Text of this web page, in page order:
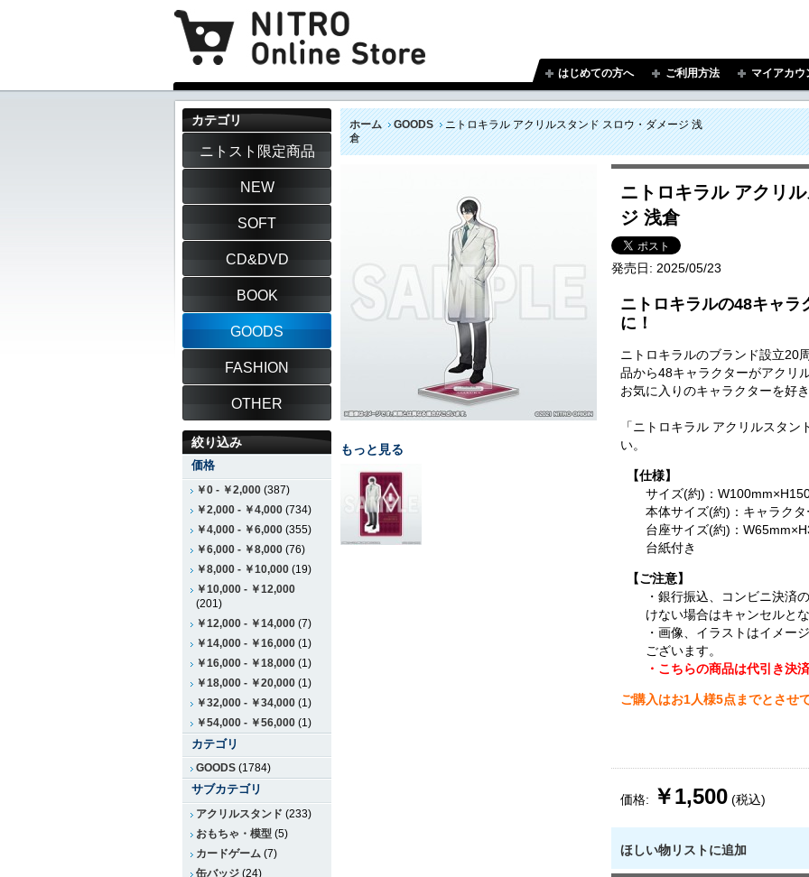
はじめての方へ ご利用方法 マイアカウ
ホーム GOODS
ニトロキラル アクリルスタンド スロウ・ダメージ 浅
倉
ニトロキラル アクリ
ジ 浅倉
発売日: 2025/05/23
ニトロキラルの48キャラ
に！
ニトロキラルのブランド設立20
品から48キャラクターがアクリ
お気に入りのキャラクターを好
「ニトロキラル アクリルスタン
い。
【仕様】
サイズ(約)：
本体サイズ(約)：キャラク
台座サイズ(約)：
台紙付き
【ご注意】
・銀行振込、コンビニ決済
けない場合はキャンセルと
・画像、イラストはイメー
ございます。
・こちらの商品は代引き決
ご購入はお1人様5点までとさせ
価格: ￥1,500 (税込)
ほしい物リストに追加
もっと見る
カテゴリ
ニトスト限定商品
NEW
SOFT
CD&DVD
BOOK
GOODS
FASHION
OTHER
絞り込み
価格
￥0 - ￥2,000 (387)
￥2,000 - ￥4,000 (734)
￥4,000 - ￥6,000 (355)
￥6,000 - ￥8,000 (76)
￥8,000 - ￥10,000 (19)
￥10,000 - ￥12,000
(201)
￥12,000 - ￥14,000 (7)
￥14,000 - ￥16,000 (1)
￥16,000 - ￥18,000 (1)
￥18,000 - ￥20,000 (1)
￥32,000 - ￥34,000 (1)
￥54,000 - ￥56,000 (1)
カテゴリ
GOODS (1784)
サブカテゴリ
アクリルスタンド (233)
おもちゃ・模型 (5)
カードゲーム (7)
缶バッジ (24)